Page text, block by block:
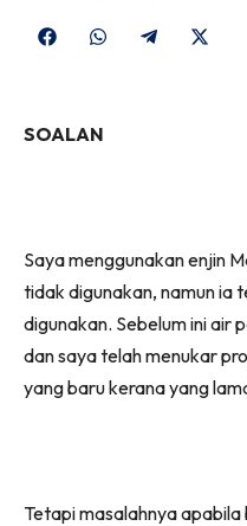
Share
Share
Share
SOALAN
Saya menggunakan enjin
tidak digunakan, namun ia
digunakan. Sebelum ini air
dan saya telah menukar
yang baru kerana yang
Tetapi masalahnya